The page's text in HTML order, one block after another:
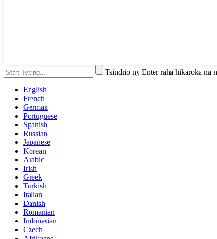
Tsindrio ny Enter raha hikaroka na
English
French
German
Portuguese
Spanish
Russian
Japanese
Korean
Arabic
Irish
Greek
Turkish
Italian
Danish
Romanian
Indonesian
Czech